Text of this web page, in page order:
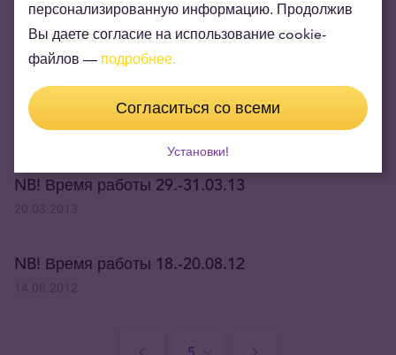
NB! Время работы 01.05.2013
23.04.2013
Золотой вестник Весна 2013
20.03.2013
NB! Время работы 29.-31.03.13
NB! Время работы 18.-20.08.12
персонализированную информацию. Продолжив
Вы даете согласие на использование cookie-
файлов — подробнее.
Согласиться со всеми
Установки!